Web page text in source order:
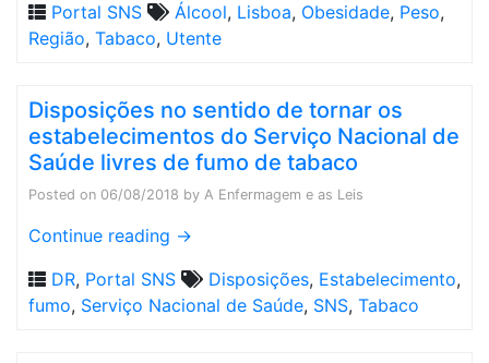
Portal SNS
Álcool, Lisboa, Obesidade, Peso,
Região, Tabaco, Utente
Disposições no sentido de tornar os
estabelecimentos do Serviço Nacional de
Saúde livres de fumo de tabaco
Posted on 06/08/2018 by A Enfermagem e as Leis
Continue reading →
DR, Portal SNS Disposições, Estabelecimento,
fumo, Serviço Nacional de Saúde, SNS, Tabaco